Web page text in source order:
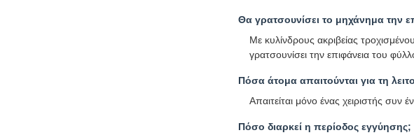
Θα γρατσουνίσει το μηχάνημα την
Με κυλίνδρους ακριβείας
γρατσουνίσει την επιφάνεια του
Πόσα άτομα απαιτούνται για τη
Απαιτείται μόνο ένας χειριστής συν
Πόσο διαρκεί η περίοδος εγγύησης;